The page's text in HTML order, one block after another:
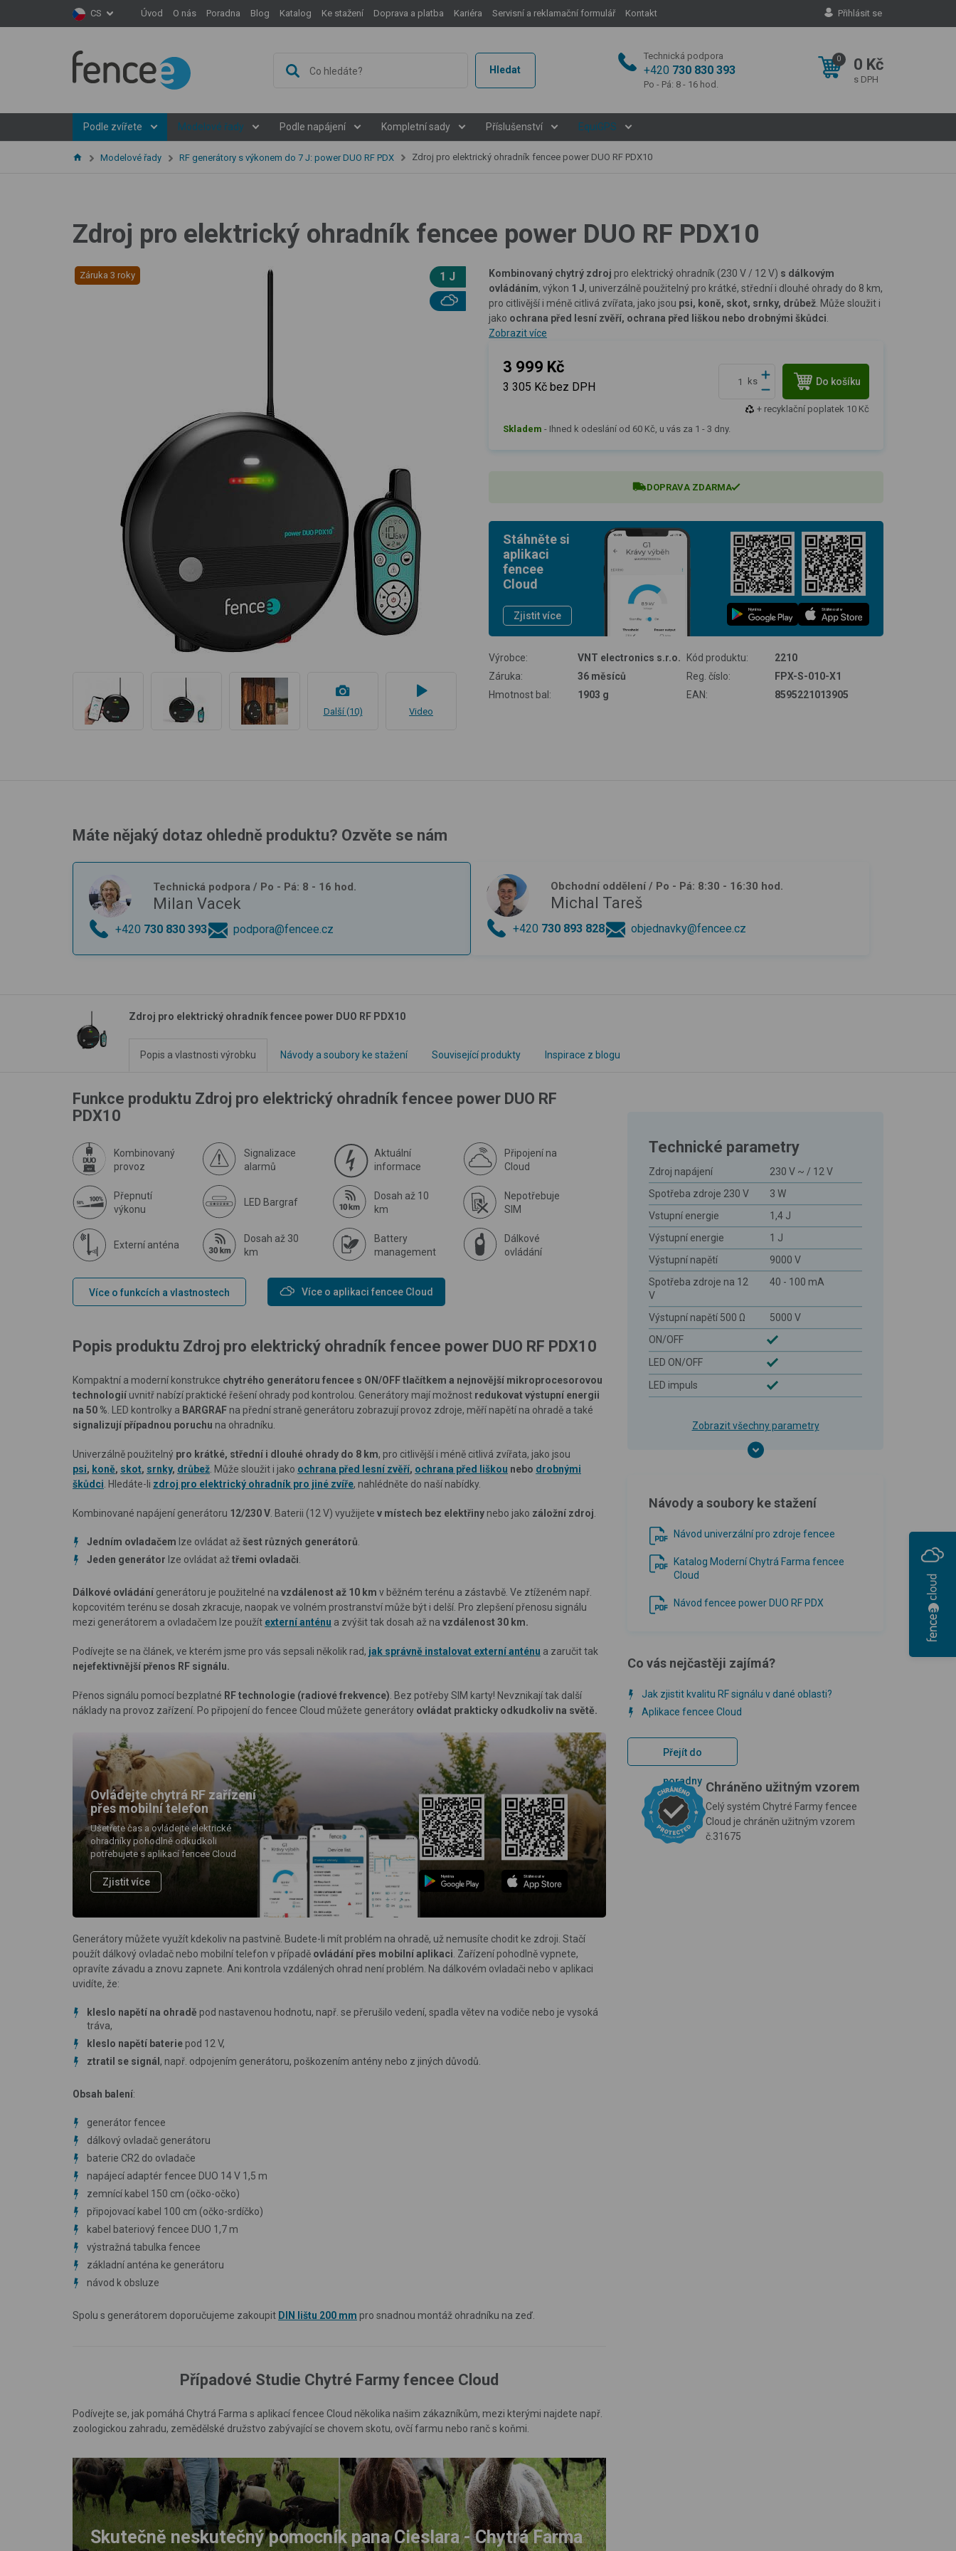
CS Úvod O nás Poradna Blog Katalog Ke stažení Doprava a platba Kariéra Servisní a reklamační formulář Kontakt Přihlásit se
Hledat
Technická podpora
+420 730 830 393
Po - Pá: 8 - 16 hod.
0 0 Kč
s DPH
Podle zvířete Modelové řady Podle napájení Kompletní sady Příslušenství EquiGPS
Modelové řady RF generátory s výkonem do 7 J: power DUO RF PDX Zdroj pro elektrický ohradník fencee power DUO RF PDX10
Zdroj pro elektrický ohradník fencee power DUO RF PDX10
Záruka 3 roky 1 J
Další (10) Video
Kombinovaný chytrý zdroj pro elektrický ohradník (230 V / 12 V) s dálkovým
ovládáním, výkon 1 J, univerzálně použitelný pro krátké, střední i dlouhé ohrady do 8 km,
pro citlivější i méně citlivá zvířata, jako jsou psi, koně, skot, srnky, drůbež . Může sloužit i
jako ochrana před lesní zvěří, ochrana před liškou nebo drobnými škůdci
Zobrazit více
3 999 Kč
3 305 Kč bez DPH ks Do košíku
+ recyklační poplatek 10 Kč
Skladem - Ihned k odeslání od 60 Kč, u vás za 1 - 3 dny.
DOPRAVA ZDARMA
Stáhněte si
aplikaci
fencee
Cloud
Zjistit více
Nyní na Stáhnout v
Výrobce: VNT electronics s.r.o. Kód produktu:
2210
Záruka:
36 měsíců Reg. číslo:
FPX-S-010-X1
Hmotnost bal:
1903 g EAN: 8595221013905
Máte nějaký dotaz ohledně produktu? Ozvěte se nám
Technická podpora / Po - Pá: 8 - 16 hod.
Milan Vacek
+420 730 830 393 podpora@fencee.cz
Obchodní oddělení / Po - Pá: 8:30 - 16:30 hod.
Michal Tareš
+420 730 893 828 objednavky@fencee.cz
Zdroj pro elektrický ohradník fencee power DUO RF PDX10
Popis a vlastnosti výrobku Návody a soubory ke stažení Související produkty Inspirace z blogu
Funkce produktu Zdroj pro elektrický ohradník fencee power DUO RF
PDX10
Kombinovaný
provoz
Signalizace
alarmů
Aktuální
informace
Připojení na
Cloud
Přepnutí
výkonu
LED Bargraf
Dosah až 10
km
Nepotřebuje
SIM
Externí anténa
Dosah až 30
km
Battery
management
Dálkové
ovládání
Více o aplikaci fencee Cloud
Více o funkcích a vlastnostech
Popis produktu Zdroj pro elektrický ohradník fencee power DUO RF PDX10
Kompaktní a moderní konstrukce chytrého generátoru fencee s ON/OFF tlačítkem a nejnovější mikroprocesorovou
technologií uvnitř nabízí praktické řešení ohrady pod kontrolou. Generátory mají možnost redukovat výstupní energii
na 50 % . LED kontrolky a BARGRAF na přední straně generátoru zobrazují provoz zdroje, měří napětí na ohradě a také
signalizují případnou poruchu na ohradníku.
Univerzálně použitelný pro krátké, střední i dlouhé ohrady do 8 km, pro citlivější i méně citlivá zvířata, jako jsou
psi, koně, skot, srnky, drůbež . Může sloužit i jako ochrana před lesní zvěří, ochrana před liškou nebo drobnými
škůdci . Hledáte-li zdroj pro elektrický ohradník pro jiné zvíře, nahlédněte do naší nabídky.
Kombinované napájení generátoru 12/230 V . Baterii (12 V) využijete v místech bez elektřiny nebo jako záložní zdroj
Jedním ovladačem lze ovládat až šest různých generátorů
Jeden generátor lze ovládat až třemi ovladači
Dálkové ovládání generátoru je použitelné na vzdálenost až 10 km v běžném terénu a zástavbě. Ve ztíženém např.
kopcovitém terénu se dosah zkracuje, naopak ve volném prostranství může být i delší. Pro zlepšení přenosu signálu
mezi generátorem a ovladačem lze použít externí anténu a zvýšit tak dosah až na vzdálenost 30 km.
Podívejte se na článek, ve kterém jsme pro vás sepsali několik rad, jak správně instalovat externí anténu a zaručit tak
nejefektivnější přenos RF signálu.
Přenos signálu pomocí bezplatné RF technologie (radiové frekvence) . Bez potřeby SIM karty! Nevznikají tak další
náklady na provoz zařízení. Po připojení do fencee Cloud můžete generátory ovládat prakticky odkudkoliv na světě.
Ovládejte chytrá RF zařízení
přes mobilní telefon
Ušetřete čas a ovládejte elektrické
ohradníky pohodlně odkudkoli
potřebujete s aplikací fencee Cloud
Zjistit více Nyní na Stáhnout v
Generátory můžete využít kdekoliv na pastvině. Budete-li mít problém na ohradě, už nemusíte chodit ke zdroji. Stačí
použít dálkový ovladač nebo mobilní telefon v případě ovládání přes mobilní aplikaci . Zařízení pohodlně vypnete,
opravíte závadu a znovu zapnete. Ani kontrola vzdálených ohrad není problém. Na dálkovém ovladači nebo v aplikaci
uvidíte, že:
kleslo napětí na ohradě pod nastavenou hodnotu, např. se přerušilo vedení, spadla větev na vodiče nebo je vysoká
tráva,
kleslo napětí baterie pod 12 V,
ztratil se signál, např. odpojením generátoru, poškozením antény nebo z jiných důvodů.
Obsah balení:
generátor fencee
dálkový ovladač generátoru
baterie CR2 do ovladače
napájecí adaptér fencee DUO 14 V 1,5 m
zemnící kabel 150 cm (očko-očko)
připojovací kabel 100 cm (očko-srdíčko)
kabel bateriový fencee DUO 1,7 m
výstražná tabulka fencee
základní anténa ke generátoru
návod k obsluze
Spolu s generátorem doporučujeme zakoupit DIN lištu 200 mm pro snadnou montáž ohradníku na zeď.
Případové Studie Chytré Farmy fencee Cloud
Podívejte se, jak pomáhá Chytrá Farma s aplikací fencee Cloud několika našim zákazníkům, mezi kterými najdete např.
zoologickou zahradu, zemědělské družstvo zabývající se chovem skotu, ovčí farmu nebo ranč s koňmi.
Skutečně neskutečný pomocník pana Cieslara - Chytrá Farma
Technické parametry
Zdroj napájení
230 V ~ / 12 V
Spotřeba zdroje 230 V
3 W
Vstupní energie
1,4 J
Výstupní energie
1 J
Výstupní napětí
9000 V
Spotřeba zdroje na 12
V
40 - 100 mA
Výstupní napětí 500 Ω
5000 V
ON/OFF
LED ON/OFF
LED impuls
Zobrazit všechny parametry
Návody a soubory ke stažení
Návod univerzální pro zdroje fencee
Katalog Moderní Chytrá Farma fencee
Cloud
Návod fencee power DUO RF PDX
Co vás nejčastěji zajímá?
Jak zjistit kvalitu RF signálu v dané oblasti?
Aplikace fencee Cloud
Přejít do
poradny Chráněno užitným vzorem
Celý systém Chytré Farmy fencee
Cloud je chráněn užitným vzorem
č.31675